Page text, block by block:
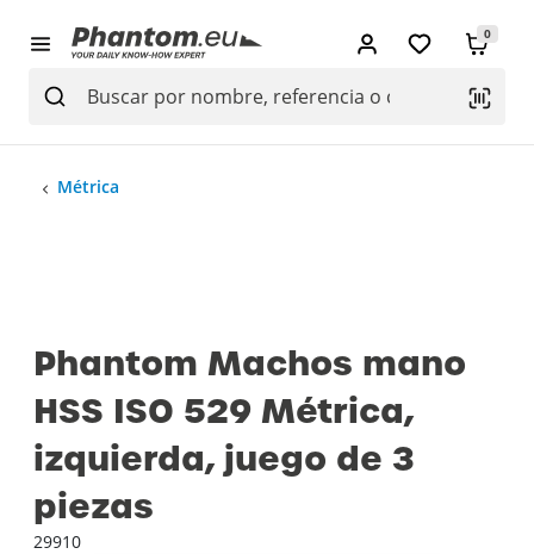
0
Métrica
Phantom Machos mano
HSS ISO 529 Métrica,
izquierda, juego de 3
piezas
29910